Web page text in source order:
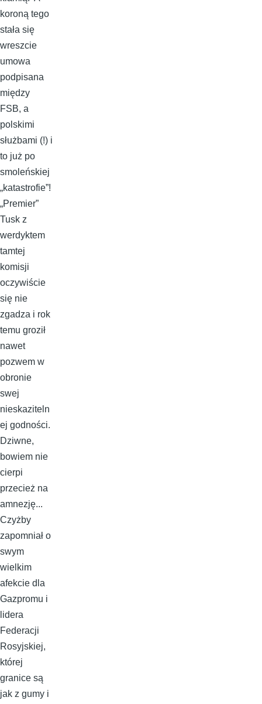
koroną tego
stała się
wreszcie
umowa
podpisana
między
FSB, a
polskimi
służbami (!) i
to już po
smoleńskiej
„katastrofie”!
„Premier”
Tusk z
werdyktem
tamtej
komisji
oczywiście
się nie
zgadza i rok
temu groził
nawet
pozwem w
obronie
swej
nieskaziteln
ej godności.
Dziwne,
bowiem nie
cierpi
przecież na
amnezję...
Czyżby
zapomniał o
swym
wielkim
afekcie dla
Gazpromu i
lidera
Federacji
Rosyjskiej,
której
granice są
jak z gumy i